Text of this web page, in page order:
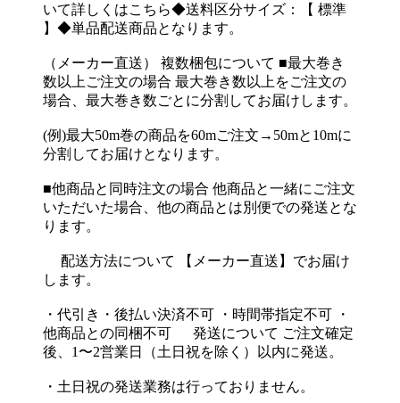
いて詳しくはこちら◆送料区分サイズ：【 標準
】◆単品配送商品となります。
（メーカー直送） 複数梱包について ■最大巻き
数以上ご注文の場合 最大巻き数以上をご注文の
場合、最大巻き数ごとに分割してお届けします。
(例)最大50m巻の商品を60mご注文→50mと10mに
分割してお届けとなります。
■他商品と同時注文の場合 他商品と一緒にご注文
いただいた場合、他の商品とは別便での発送とな
ります。
配送方法について 【メーカー直送】でお届け
します。
・代引き・後払い決済不可 ・時間帯指定不可 ・
他商品との同梱不可 発送について ご注文確定
後、1〜2営業日（土日祝を除く）以内に発送。
・土日祝の発送業務は行っておりません。